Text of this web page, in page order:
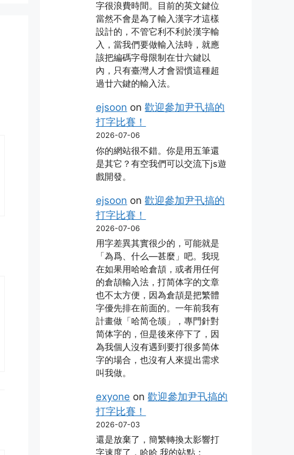
字很浪費時間。目前的英文鍵位
當然不會是為了輸入漢字才這樣
設計的，不管它利不利於漢字輸
入，當我們要做輸入法時，就應
該把編碼字母限制在廿六鍵以
內，只有臺灣人才會習慣這種超
過廿六鍵的輸入法。
ejsoon on歡迎參加尹卂搞的
打字比賽！
2026-07-06
你的網站很不錯。你是用五筆還
是其它？有空我們可以交流下js遊
戲開發。
ejsoon on歡迎參加尹卂搞的
打字比賽！
2026-07-06
用字差異其實很少的，可能就是
「為爲、什么―甚麼」吧。我現
在如果用哈哈倉頡，或者用任何
的倉頡輸入法，打简体字的文章
也不太方便，因為倉頡是把繁體
字優先排在前面的。一年前我有
計畫做「哈简仓颉」，專門針對
简体字的，但是後來停下了，因
為我個人沒有遇到要打很多简体
字的場合，也沒有人來提出需求
叫我做。
exyone on歡迎參加尹卂搞的
打字比賽！
2026-07-03
還是放棄了，簡繁轉換太影響打
字速度了，哈哈 我的站點：